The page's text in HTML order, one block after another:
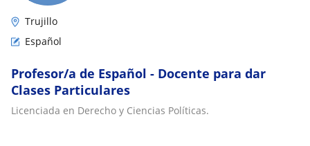
Trujillo
Español
Profesor/a de Español - Docente para dar
Clases Particulares
Licenciada en Derecho y Ciencias Políticas.